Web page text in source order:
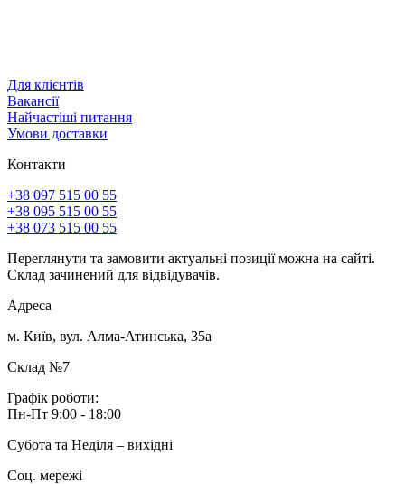
Для клієнтів
Вакансії
Найчастіші питання
Умови доставки
Контакти
+38 097 515 00 55
+38 095 515 00 55
+38 073 515 00 55
Переглянути та замовити актуальні позиції можна на сайті.
Склад зачинений для відвідувачів.
Адреса
м. Київ, вул. Алма-Атинська, 35а
Склад №7
Графік роботи:
Пн-Пт 9:00 - 18:00
Субота та Неділя – вихідні
Соц. мережі